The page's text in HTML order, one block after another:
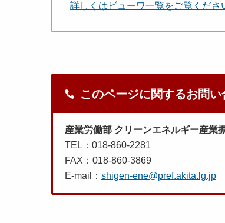
詳しくはビューワ一覧をご覧くださ
このページに関するお問い
産業労働部 クリーンエネルギー産業
TEL：018-860-2281
FAX：018-860-3869
E-mail： shigen-ene@pref.akita.lg.jp